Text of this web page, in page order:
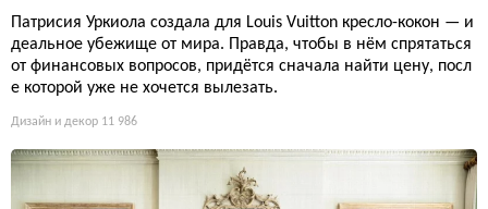
Патрисия Уркиола создала для Louis Vuitton кресло-кокон — и
деальное убежище от мира. Правда, чтобы в нём спрятаться
от финансовых вопросов, придётся сначала найти цену, посл
е которой уже не хочется вылезать.
Дизайн и декор 11 986